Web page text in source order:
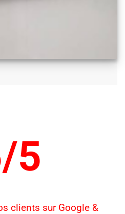
5
clients sur Google &